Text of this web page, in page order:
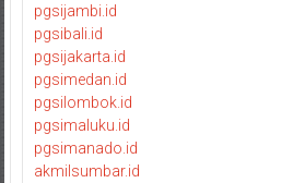
pgsijambi.id
pgsibali.id
pgsijakarta.id
pgsimedan.id
pgsilombok.id
pgsimaluku.id
pgsimanado.id
akmilsumbar.id